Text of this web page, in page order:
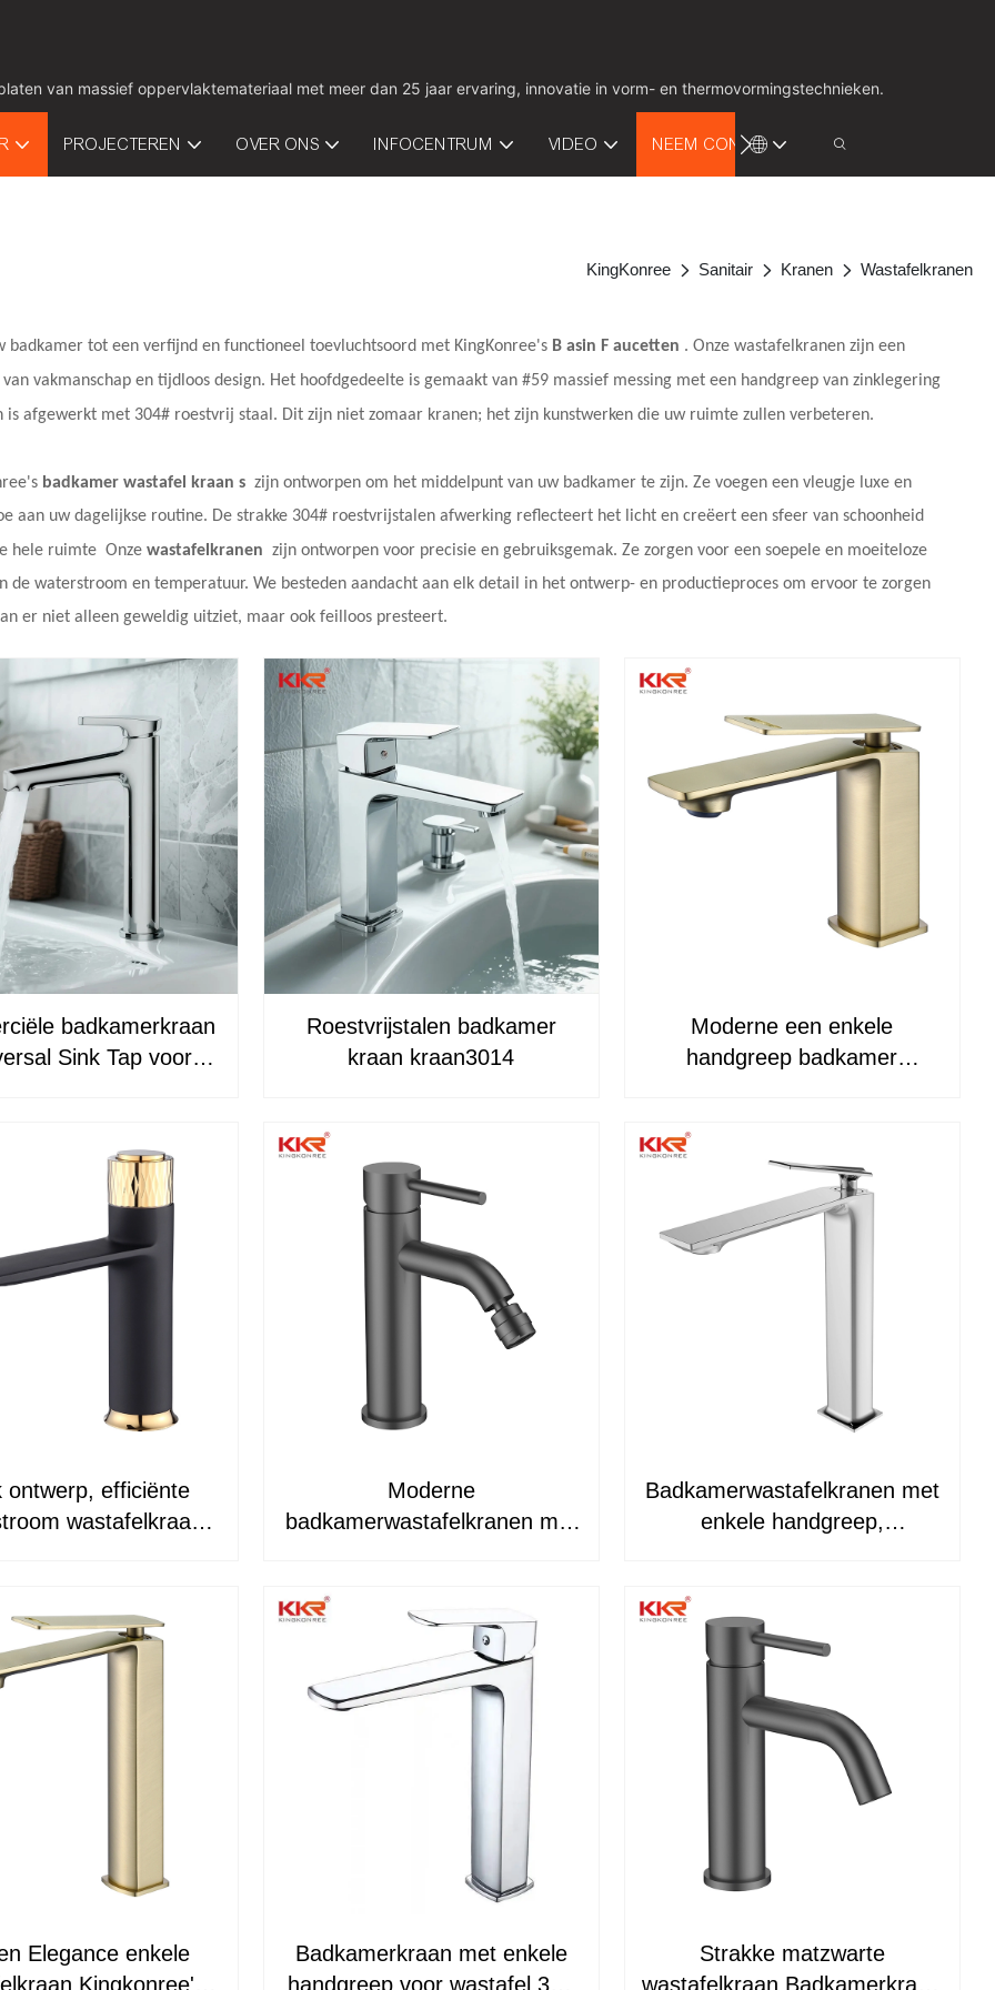
van massief oppervlaktemateriaal met meer dan 25 jaar ervaring, innovatie in vorm- en thermovormingstechnieken.
PROJECTEREN OVER ONS INFOCENTRUM VIDEO NEEM CONTACT MET ONS OP
KingKonree Sanitair Kranen Wastafelkranen
badkamer tot een verfijnd en functioneel toevluchtsoord met KingKonree's Basin Faucetten . Onze wastafelkranen zijn een
vakmanschap en tijdloos design. Het hoofdgedeelte is gemaakt van #59 massief messing met een handgreep van zinklegering
is afgewerkt met 304# roestvrij staal. Dit zijn niet zomaar kranen; het zijn kunstwerken die uw ruimte zullen verbeteren.
badkamer wastafel kraan s zijn ontworpen om het middelpunt van uw badkamer te zijn. Ze voegen een vleugje luxe en
aan uw dagelijkse routine. De strakke 304# roestvrijstalen afwerking reflecteert het licht en creëert een sfeer van schoonheid
hele ruimte Onze wastafelkranen zijn ontworpen voor precisie en gebruiksgemak. Ze zorgen voor een soepele en moeiteloze
de waterstroom en temperatuur. We besteden aandacht aan elk detail in het ontwerp- en productieproces om ervoor te zorgen
er niet alleen geweldig uitziet, maar ook feilloos presteert.
badkamerkraan
Sink Tap voor
Roestvrijstalen badkamer
kraan kraan3014
Moderne een enkele
handgreep badkamer
ontwerp, efficiënte
wastafelkraan
Moderne
badkamerwastafelkranen met
Badkamerwastafelkranen met
enkele handgreep,
Elegance enkele
Kingkonree's
Badkamerkraan met enkele
handgreep voor wastafel 304
Strakke matzwarte
wastafelkraan Badkamerkraan